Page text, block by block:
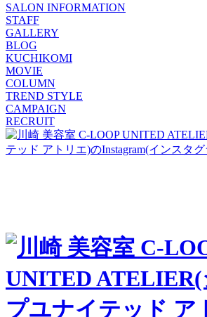
SALON INFORMATION
STAFF
GALLERY
BLOG
KUCHIKOMI
MOVIE
COLUMN
TREND STYLE
CAMPAIGN
RECRUIT